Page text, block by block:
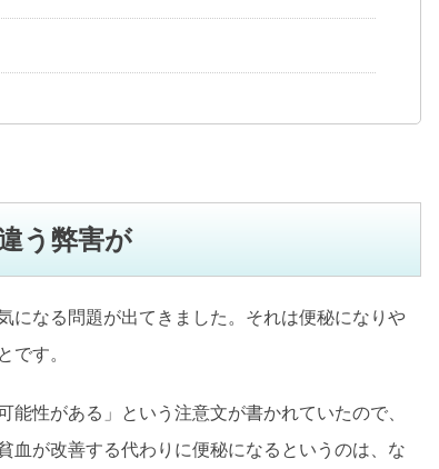
う弊害が
になる問題が出てきました。それは便秘になりや
です。
性がある」という注意文が書かれていたので、
血が改善する代わりに便秘になるというのは、な